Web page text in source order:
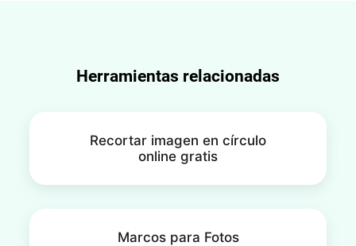
Herramientas relacionadas
Recortar imagen en círculo
online gratis
Marcos para Fotos